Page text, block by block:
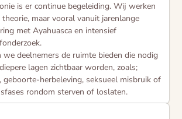
is er continue begeleiding. Wij werken
maar vooral vanuit jarenlange
met Ayahuasca en intensief
we deelnemers de ruimte bieden die nodig
lagen zichtbaar worden, zoals;
geboorte-herbeleving, seksueel misbruik of
rondom sterven of loslaten.